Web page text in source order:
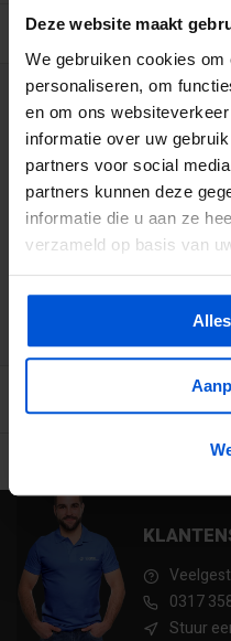
Deze website maakt
We gebruiken cookies
personaliseren, om
en om ons
informatie over uw
partners voor social
partners kunnen deze
informatie die u aan ze
verzameld op basis van
BESCHRIJVING
WIJ HELPEN JE
0317 358 228
klanten geven ons
Ruime voorraad in
0317
Stuur